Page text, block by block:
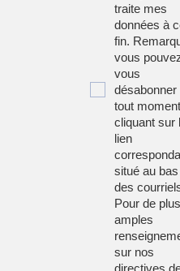
traite mes
données à
fin.
vous
vous
désabonner
tout
cliquant sur
lien
situé au bas
des
Pour de plus
amples
sur nos